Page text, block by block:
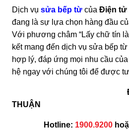
Dịch vụ sửa bếp từ của Điện tử
đang là sự lựa chọn hàng đầu
Với phương châm “Lấy chữ tín
kết mang đến dịch vụ sửa bếp
hợp lý, đáp ứng mọi nhu cầu
hệ ngay với chúng tôi để được
ĐIỆN TỬ
THUẬN
Hotline: 1900.9200